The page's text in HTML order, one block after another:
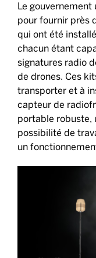
Le
pour fournir près
qui ont été
chacun étant
signatures radio
de drones. Ces
transporter et à
capteur de
portable robuste,
possibilité de
un